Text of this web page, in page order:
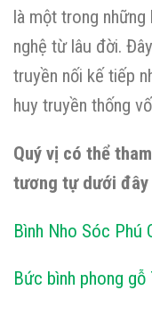
là một trong
nghệ từ lâu đời.
truyền nối kế tiếp
huy truyền thống
Quý vị có thể
tương tự dưới đây
Bình Nho Sóc Phú
Bức bình phong